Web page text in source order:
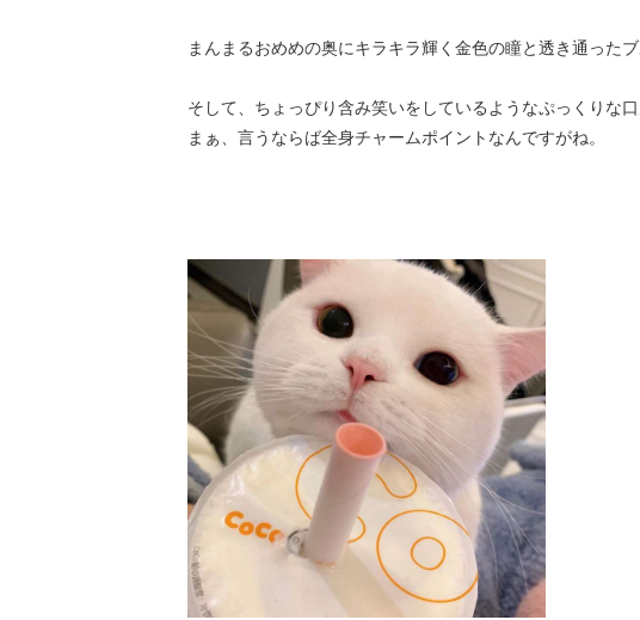
まんまるおめめの奥にキラキラ輝く金色の瞳と透き通った
そして、ちょっぴり含み笑いをしているようなぷっくりな
まぁ、言うならば全身チャームポイントなんですがね。